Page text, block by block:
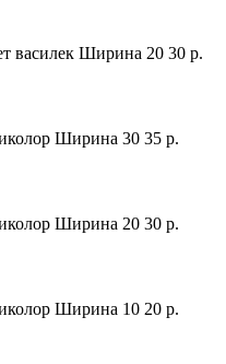
василек Ширина 20 30 р.
Ширина 30 35 р.
Ширина 20 30 р.
Ширина 10 20 р.